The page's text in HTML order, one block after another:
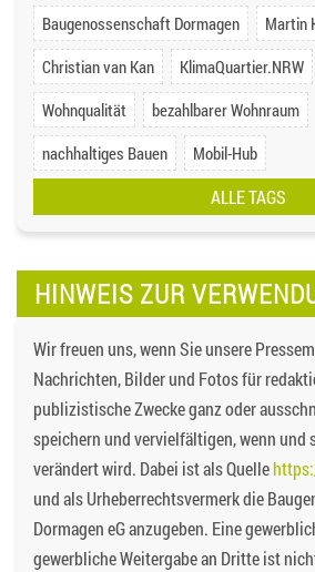
Baugenossenschaft Dormagen
Martin
Christian van Kan
KlimaQuartier.NRW
Wohnqualität
bezahlbarer Wohnraum
nachhaltiges Bauen
Mobil-Hub
ALLE TAGS
HINWEIS ZUR
Wir freuen uns, wenn Sie unsere
Nachrichten, Bilder und Fotos für
publizistische Zwecke ganz oder
speichern und vervielfältigen, wenn und
verändert wird. Dabei ist als Quelle
und als Urheberrechtsvermerk die
Dormagen eG anzugeben. Eine
gewerbliche Weitergabe an Dritte ist